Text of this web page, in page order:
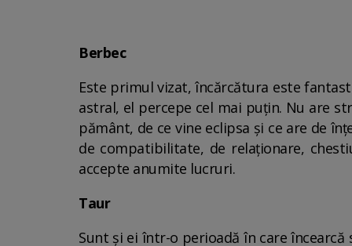
Berbec
Este primul vizat, încărcătura este
astral, el percepe cel mai puțin. Nu are
pământ, de ce vine eclipsa și ce are de
de compatibilitate, de relaționare,
accepte anumite lucruri.
Taur
Sunt și ei într-o perioadă în care încearcă